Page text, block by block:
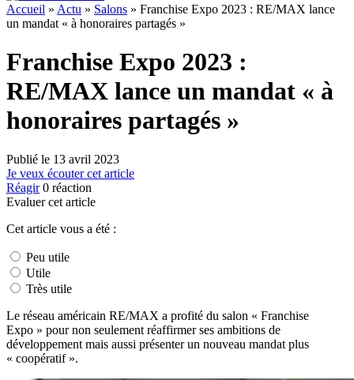
Accueil » Actu » Salons » Franchise Expo 2023 : RE/MAX lance
un mandat « à honoraires partagés »
Franchise Expo 2023 :
RE/MAX lance un mandat « à
honoraires partagés »
Publié le 13 avril 2023
Je veux écouter cet article
Réagir 0 réaction
Evaluer cet article
Cet article vous a été :
Peu utile
Utile
Très utile
Le réseau américain RE/MAX a profité du salon « Franchise
Expo » pour non seulement réaffirmer ses ambitions de
développement mais aussi présenter un nouveau mandat plus
« coopératif ».